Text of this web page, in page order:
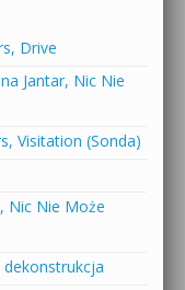
Drive
Jantar, Nic Nie
Visitation (Sonda)
Nic Nie Może
dekonstrukcja